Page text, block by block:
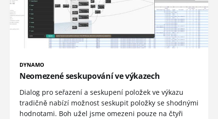
DYNAMO
Neomezené seskupování ve výkazech
Dialog pro seřazení a seskupení položek ve výkazu
tradičně nabízí možnost seskupit položky se shodnými
hodnotami. Boh užel jsme omezeni pouze na čtyři